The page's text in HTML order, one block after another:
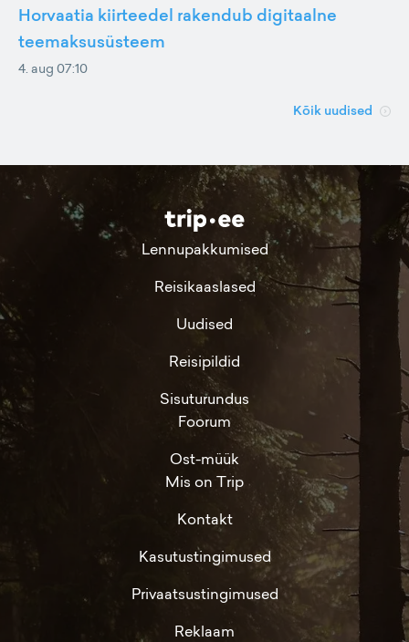
Horvaatia kiirteedel rakendub digitaalne
teemaksusüsteem
4. aug 07:10
Kõik uudised
Lennupakkumised
Reisikaaslased
Uudised
Reisipildid
Sisuturundus
Foorum
Ost-müük
Mis on Trip
Kontakt
Kasutustingimused
Privaatsustingimused
Reklaam